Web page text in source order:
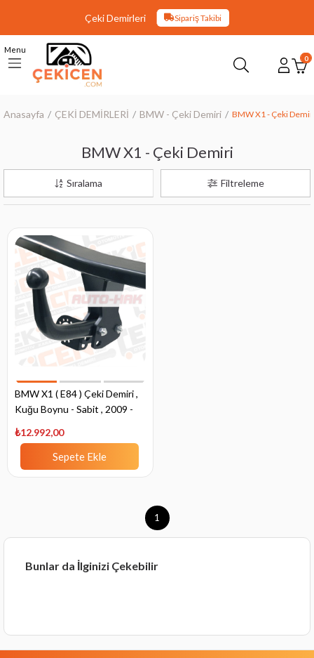
Çeki Demirleri Sipariş Takibi
Menu
0
Anasayfa ÇEKİ DEMİRLERİ BMW - Çeki Demiri BMW X1 - Çeki
BMW X1 - Çeki Demiri
Filtreleme
Sıralama
BMW X1 ( E84 ) Çeki Demiri ,
Kuğu Boynu - Sabit , 2009 -
₺12.992,00
Sepete Ekle
1
Bunlar da İlginizi Çekebilir